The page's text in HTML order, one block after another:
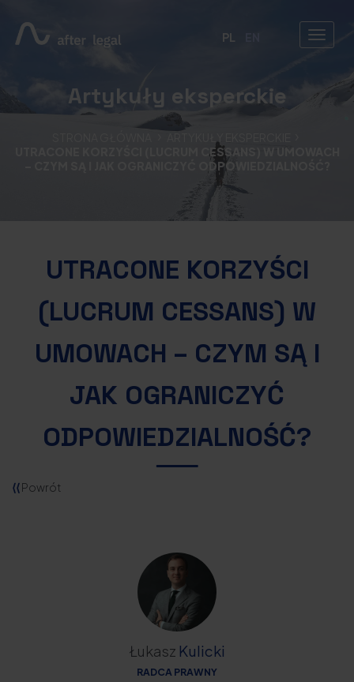
PL
Artykuły eksperckie
UTRACONE KORZYŚCI (LUCRUM CESSANS) W UMOWACH
– CZYM SĄ I JAK OGRANICZYĆ ODPOWIEDZIALNOŚĆ?
UTRACONE KORZYŚCI
(LUCRUM CESSANS) W
UMOWACH – CZYM SĄ I
JAK OGRANICZYĆ
ODPOWIEDZIALNOŚĆ?
⟨⟨Powrót
Łukasz Kulicki
RADCA PRAWNY